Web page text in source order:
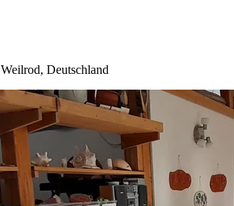
Weilrod, Deutschland